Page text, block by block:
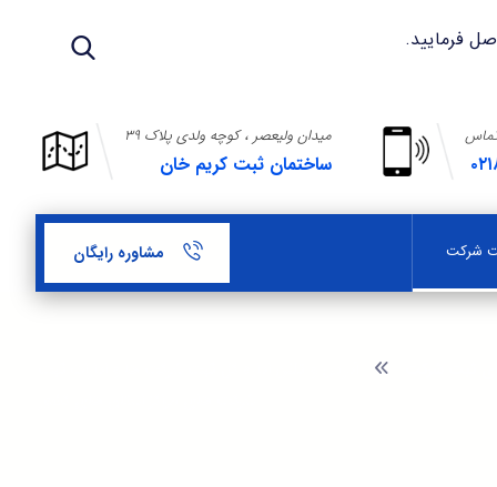
میدان ولیعصر ، کوچه ولدی پلاک ۳۹
ساختمان ثبت کریم خان
شرکت مشاوره رایگان